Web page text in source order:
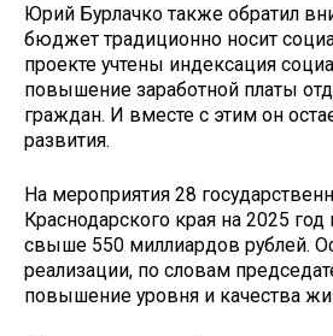
Юрий Бурлачко также обратил
бюджет традиционно носит
проекте учтены индексация
повышение заработной платы
граждан. И вместе с этим он
развития.
На мероприятия 28
Краснодарского края на 2025
свыше 550 миллиардов рублей.
реализации, по словам
повышение уровня и качества